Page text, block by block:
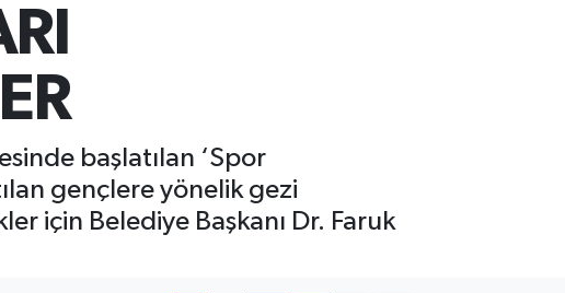
başlatılan ‘Spor
gençlere yönelik gezi
için Belediye Başkanı Dr. Faruk